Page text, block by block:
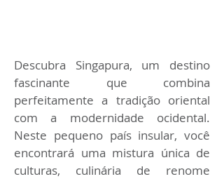
Descubra Singapura, um destino
fascinante que combina
perfeitamente a tradição oriental
com a modernidade ocidental.
Neste pequeno país insular, você
encontrará uma mistura única de
culturas, culinária de renome